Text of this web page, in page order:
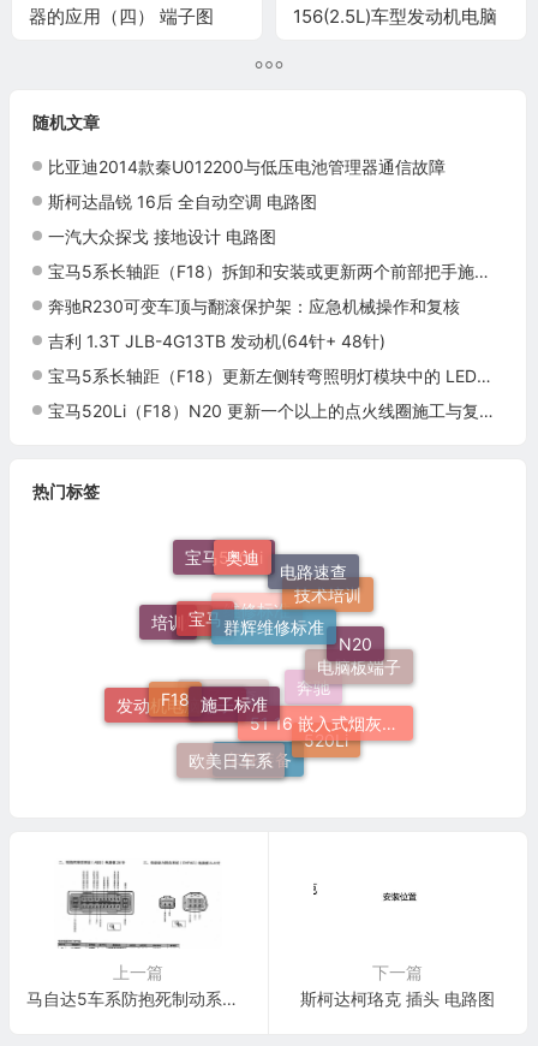
器的应用（四） 端子图
156(2.5L)车型发动机电脑
随机文章
比亚迪2014款秦U012200与低压电池管理器通信故障
斯柯达晶锐 16后 全自动空调 电路图
一汽大众探戈 接地设计 电路图
宝马5系长轴距（F18）拆卸和安装或更新两个前部把手施工与复检标准
奔驰R230可变车顶与翻滚保护架：应急机械操作和复核
吉利 1.3T JLB-4G13TB 发动机(64针+ 48针)
宝马5系长轴距（F18）更新左侧转弯照明灯模块中的 LED施工与复检标准
宝马520Li（F18）N20 更新一个以上的点火线圈施工与复检标准
热门标签
欧美日车系
车身装备
520Li
51 16 嵌入式烟灰缸托架
施工标准
F18
发动机电脑端子
端子速查 奔驰
电脑板端子
N20
群辉维修标准
宝马
培训
灯
维修标准
技术培训
电路速查
奥迪
宝马520Li
上一篇
马自达5车系防抱死制动系统(ABS)电脑板26针端子
下一篇
斯柯达柯珞克 插头 电路图